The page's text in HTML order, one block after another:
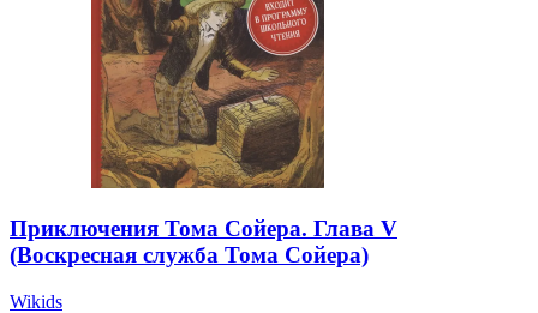
Приключения Тома Сойера. Глава V
(Воскресная служба Тома Сойера)
Wikids